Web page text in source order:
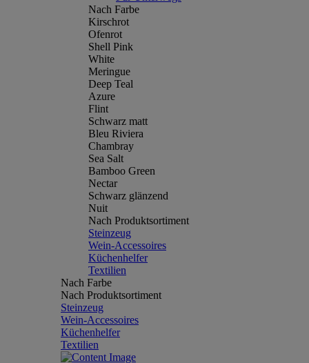
Nach Farbe
Kirschrot
Ofenrot
Shell Pink
White
Meringue
Deep Teal
Azure
Flint
Schwarz matt
Bleu Riviera
Chambray
Sea Salt
Bamboo Green
Nectar
Schwarz glänzend
Nuit
Nach Produktsortiment
Steinzeug
Wein-Accessoires
Küchenhelfer
Textilien
Nach Farbe
Nach Produktsortiment
Steinzeug
Wein-Accessoires
Küchenhelfer
Textilien